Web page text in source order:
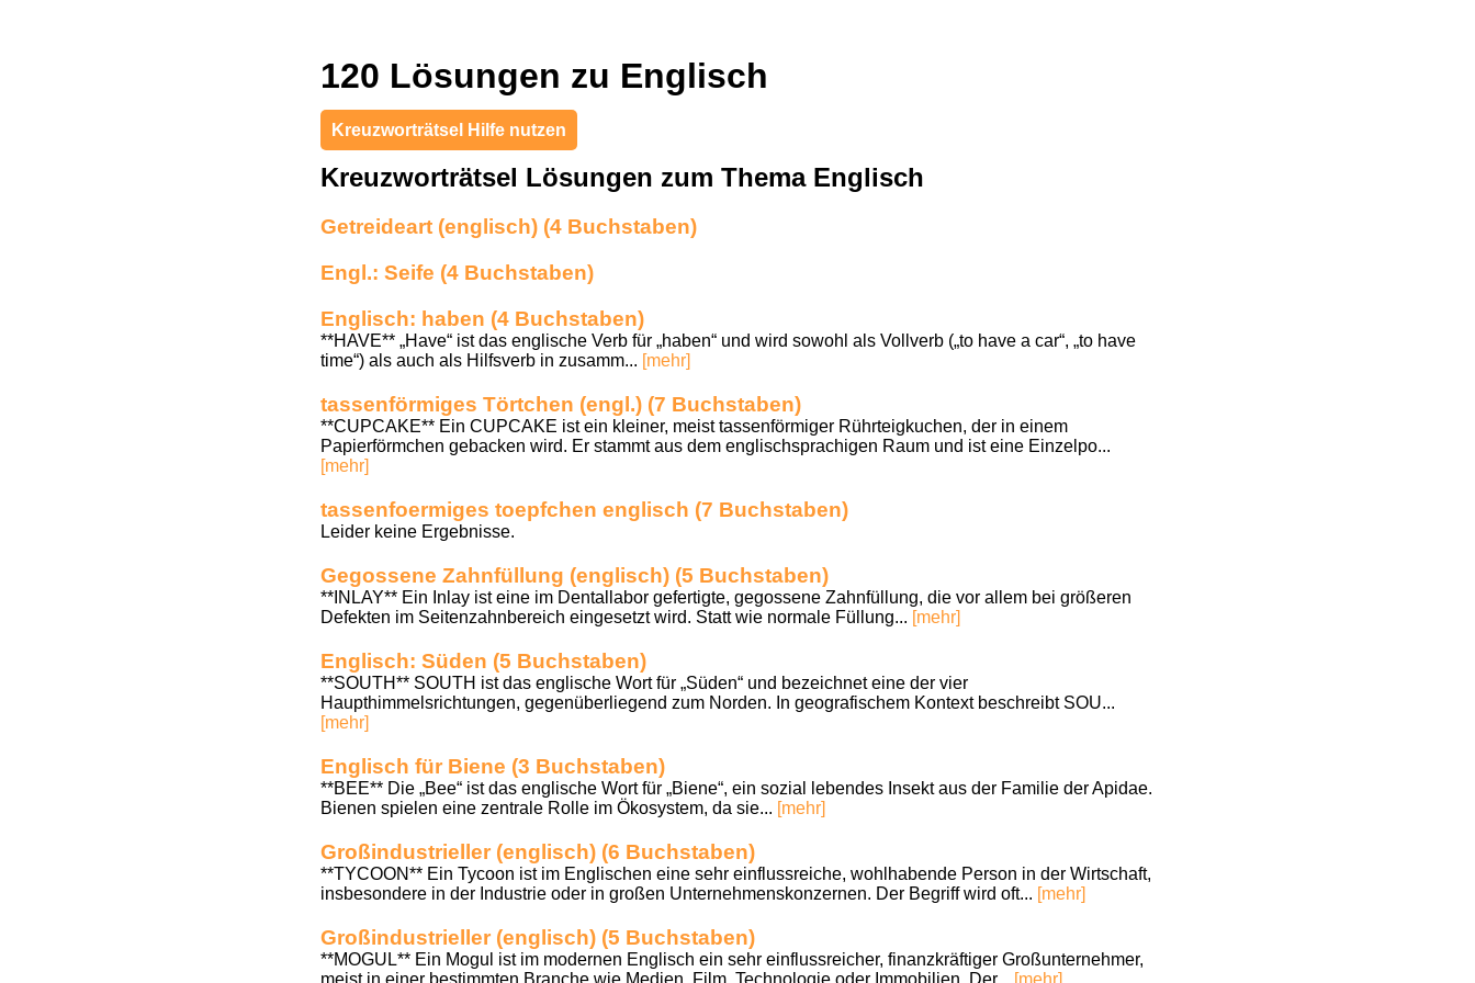
120 Lösungen zu Englisch
Kreuzworträtsel Hilfe nutzen
Kreuzworträtsel Lösungen zum Thema Englisch
Getreideart (englisch) (4 Buchstaben)
Engl.: Seife (4 Buchstaben)
Englisch: haben (4 Buchstaben)
**HAVE** „Have“ ist das englische Verb für „haben“ und wird sowohl als Vollverb („to have a car“, „to have
time“) als auch als Hilfsverb in zusamm... [mehr]
tassenförmiges Törtchen (engl.) (7 Buchstaben)
**CUPCAKE** Ein CUPCAKE ist ein kleiner, meist tassenförmiger Rührteigkuchen, der in einem
Papierförmchen gebacken wird. Er stammt aus dem englischsprachigen Raum und ist eine Einzelpo...
[mehr]
tassenfoermiges toepfchen englisch (7 Buchstaben)
Leider keine Ergebnisse.
Gegossene Zahnfüllung (englisch) (5 Buchstaben)
**INLAY** Ein Inlay ist eine im Dentallabor gefertigte, gegossene Zahnfüllung, die vor allem bei größeren
Defekten im Seitenzahnbereich eingesetzt wird. Statt wie normale Füllung... [mehr]
Englisch: Süden (5 Buchstaben)
**SOUTH** SOUTH ist das englische Wort für „Süden“ und bezeichnet eine der vier
Haupthimmelsrichtungen, gegenüberliegend zum Norden. In geografischem Kontext beschreibt SOU...
[mehr]
Englisch für Biene (3 Buchstaben)
**BEE** Die „Bee“ ist das englische Wort für „Biene“, ein sozial lebendes Insekt aus der Familie der Apidae.
Bienen spielen eine zentrale Rolle im Ökosystem, da sie... [mehr]
Großindustrieller (englisch) (6 Buchstaben)
**TYCOON** Ein Tycoon ist im Englischen eine sehr einflussreiche, wohlhabende Person in der Wirtschaft,
insbesondere in der Industrie oder in großen Unternehmenskonzernen. Der Begriff wird oft... [mehr]
Großindustrieller (englisch) (5 Buchstaben)
**MOGUL** Ein Mogul ist im modernen Englisch ein sehr einflussreicher, finanzkräftiger Großunternehmer,
meist in einer bestimmten Branche wie Medien, Film, Technologie oder Immobilien. Der...
[mehr]